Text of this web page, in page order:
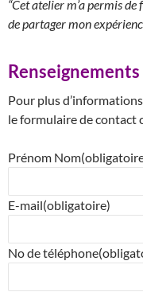
“Cet atelier m’a permis
de partager mon
Renseignements
Pour plus
le formulaire de contact
Prénom Nom
E-mail(obligatoire)
No de téléphone